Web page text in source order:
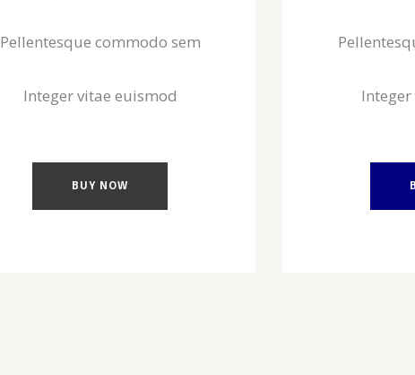
Pellentesque commodo sem
Integer vitae euismod
BUY NOW